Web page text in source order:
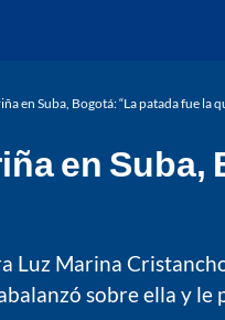
en Suba, Bogotá: “La patada fue la
en Suba,
Luz Marina
sobre ella y